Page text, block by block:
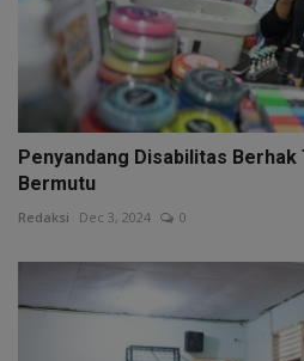
Penyandang Disabilitas
Bermutu
Redaksi Dec 3, 2024 0